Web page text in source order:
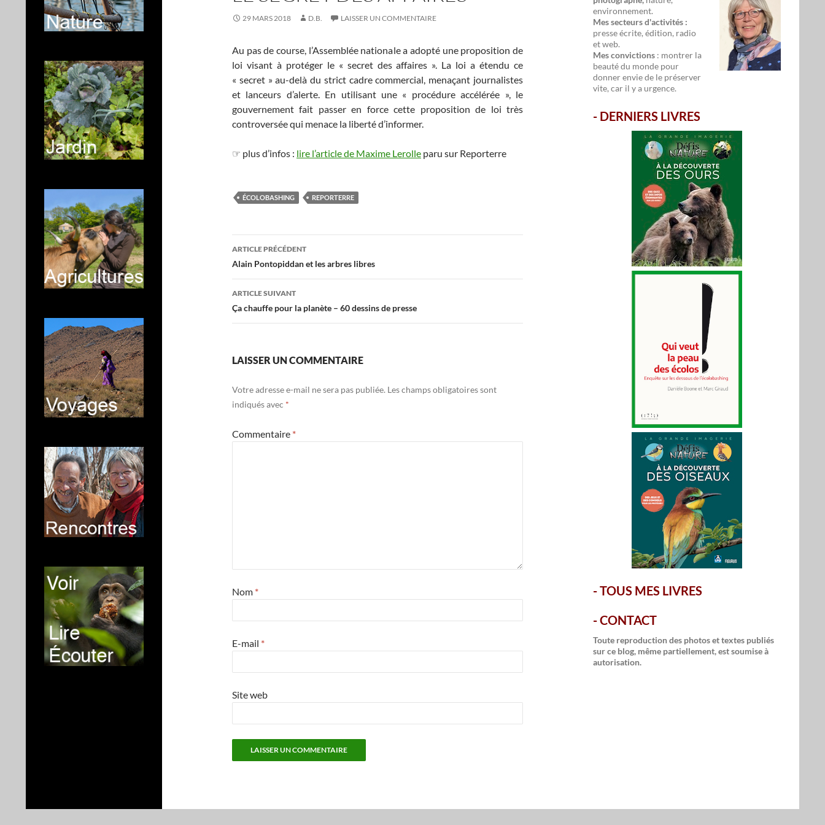
29 MARS 2018 D.B. LAISSER UN COMMENTAIRE
Au pas de course, l’Assemblée nationale a adopté une proposition de
loi visant à protéger le « secret des affaires ». La loi a étendu ce
« secret » au-delà du strict cadre commercial, menaçant journalistes
et lanceurs d’alerte. En utilisant une « procédure accélérée », le
gouvernement fait passer en force cette proposition de loi très
controversée qui menace la liberté d’informer.
☞ plus d’infos : lire l’article de Maxime Lerolle paru sur Reporterre
ÉCOLOBASHING REPORTERRE
Navigation
des
articles
ARTICLE PRÉCÉDENT
Alain Pontopiddan et les arbres libres
ARTICLE SUIVANT
Ça chauffe pour la planète – 60 dessins de presse
LAISSER UN COMMENTAIRE
Votre adresse e-mail ne sera pas publiée. Les champs obligatoires sont
indiqués avec *
Commentaire *
Nom *
E-mail *
Site web
environnement.
Mes secteurs d'activités :
presse écrite, édition, radio
et web.
Mes convictions : montrer la
beauté du monde pour
donner envie de le préserver
vite, car il y a urgence.
- DERNIERS LIVRES
-TOUS MES LIVRES
-CONTACT
Toute reproduction des photos et textes publiés
sur ce blog, même partiellement, est soumise à
autorisation.